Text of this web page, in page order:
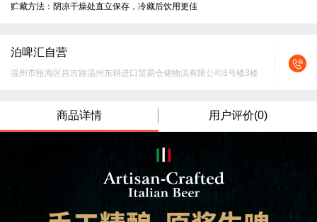
贮藏方法：阴凉干燥处直立保存，冷藏后饮用更佳
泊啤汇自营
温州市瓯海区昌吉路温州东耕进口贸易仓储物流有限公司8号楼3楼
商品详情 用户评价(0)